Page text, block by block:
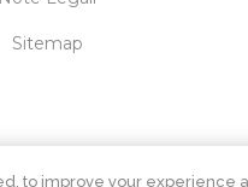
Sitemap
to improve your experience